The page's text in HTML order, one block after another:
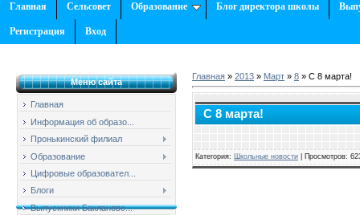
Главная Сельсовет Образование Блог директора школы
Регистрация Вход
Меню сайта
Главная
Информация об образо...
Пронькинский филиал
Образование
Цифровые образовател...
Блоги
Выпускники Баклановс...
Главная » 2013 » Март » 8 » С 8 марта!
С 8 марта!
Категория: Школьные новости Просмотров: